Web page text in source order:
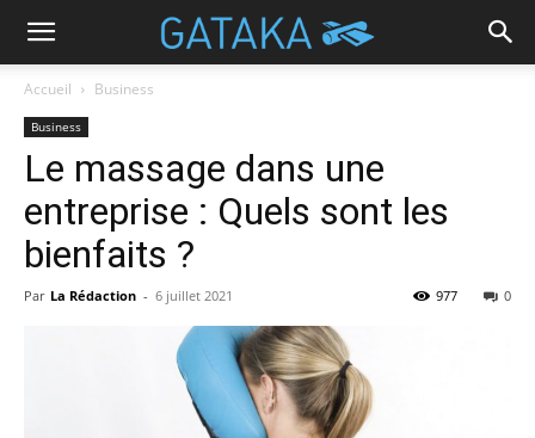
Accueil Business
Business
Le massage dans une
entreprise : Quels sont les
bienfaits ?
Par La Rédaction - 6 juillet 2021 0
977